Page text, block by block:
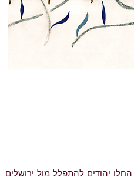
שני, החלו יהודים להתפלל מול ירושלים.